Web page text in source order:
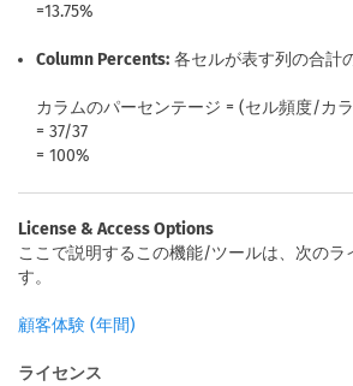
=13.75%
Column Percents: 各セルが表す列の合計
カラムのパーセンテージ = (セル頻度/カ
= 37/37
= 100%
License & Access Options
ここで説明するこの機能/ツールは、次のラ
す。
顧客体験 (年間)
ライセンス